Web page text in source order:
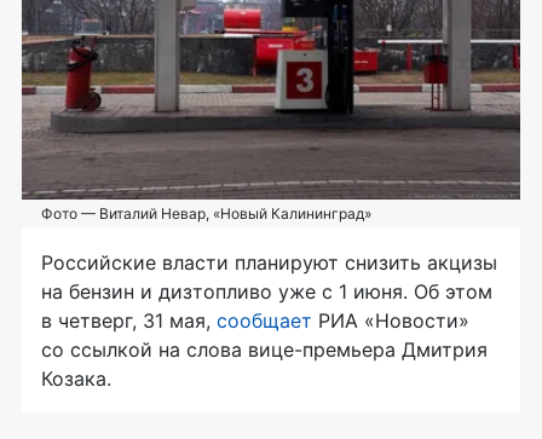
Фото — Виталий Невар, «Новый Калининград»
Российские власти планируют снизить акцизы
на бензин и дизтопливо уже с 1 июня. Об этом
в четверг, 31 мая, сообщает РИА «Новости»
со ссылкой на слова вице-премьера Дмитрия
Козака.